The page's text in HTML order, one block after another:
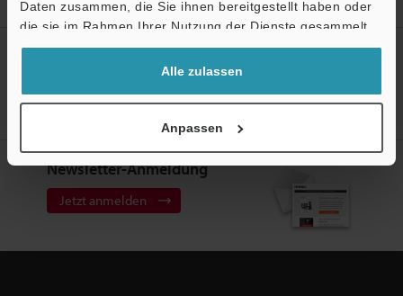
Daten zusammen, die Sie ihnen bereitgestellt haben oder
die sie im Rahmen Ihrer Nutzung der Dienste gesammelt
haben.
Alle zulassen
Anpassen
Lasersensor
Downloads
Jetzt registrieren!
Newsletter-Anmeldung
Jetzt anmelden
Support